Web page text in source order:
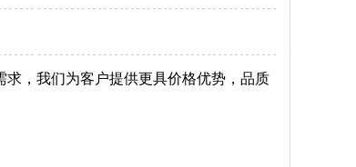
，我们为客户提供更具价格优势，品质